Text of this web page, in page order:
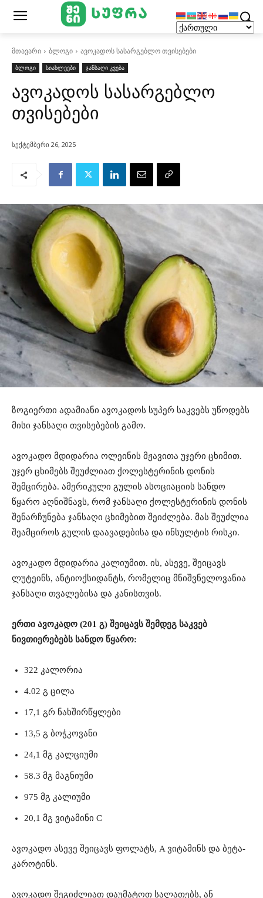
მთავარი ბლოგი
ავოკადოს სასარგებლო თვისებები
ბლოგი
სიახლეები ჯანსაღი კვება
ავოკადოს სასარგებლო
თვისებები
სექტემბერი 26, 2025
ზოგიერთი ადამიანი ავოკადოს სუპერ საკვებს უწოდებს
მისი ჯანსაღი თვისებების გამო.
ავოკადო მდიდარია ოლეინის მჟავითა უჯერი ცხიმით.
უჯერ ცხიმებს შეუძლიათ ქოლესტერინის დონის
შემცირება. ამერიკული გულის ასოციაციის სანდო
წყარო აღნიშნავს, რომ ჯანსაღი ქოლესტერინის დონის
შენარჩუნება ჯანსაღი ცხიმებით შეიძლება. მას შეუძლია
შეამციროს გულის დაავადებისა და ინსულტის რისკი.
ავოკადო მდიდარია კალიუმით. ის, ასევე, შეიცავს
ლუტეინს, ანტიოქსიდანტს, რომელიც მნიშვნელოვანია
ჯანსაღი თვალებისა და კანისთვის.
ერთი ავოკადო (201 გ) შეიცავს შემდეგ საკვებ
ნივთიერებებს სანდო წყარო:
322 კალორია
4.02 გ ცილა
17,1 გრ ნახშირწყლები
13,5 გ ბოჭკოვანი
24,1 მგ კალციუმი
58.3 მგ მაგნიუმი
975 მგ კალიუმი
20,1 მგ ვიტამინი C
ავოკადო ასევე შეიცავს ფოლატს, A ვიტამინს და ბეტა-
კაროტინს.
ავოკადო შეგიძლიათ დაუმატოთ სალათებს, ან